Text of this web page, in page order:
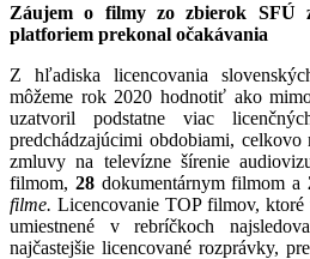
Záujem o filmy zo zbierok SFÚ
platforiem prekonal očakávania
Z hľadiska licencovania
môžeme rok 2020 hodnotiť ako
uzatvoril podstatne viac
predchádzajúcimi obdobiami,
zmluvy na televízne šírenie
filmom, 28dokumentárnym filmom a
filme. Licencovanie TOP filmov,
umiestnené v rebríčkoch
najčastejšie licencované rozprávky,